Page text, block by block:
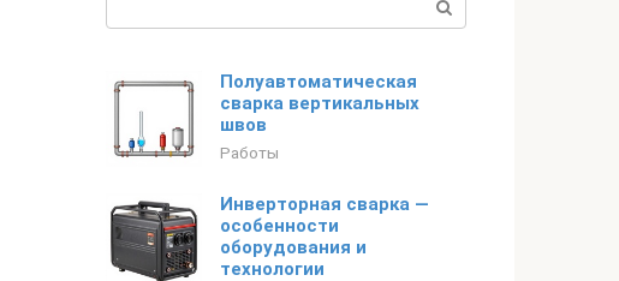
Полуавтоматическая
сварка вертикальных
швов
Работы
Инверторная сварка —
особенности
оборудования и
технологии